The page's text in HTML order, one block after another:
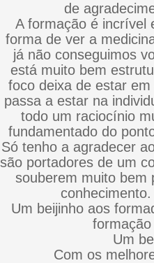
de
A formação é incrível
forma de ver a
já não conseguimos
está muito bem
foco deixa de estar
passa a estar na
todo um raciocínio
fundamentado do
Só tenho a agradecer
são portadores de um
souberem muito bem
Um beijinho aos
Um
Com os